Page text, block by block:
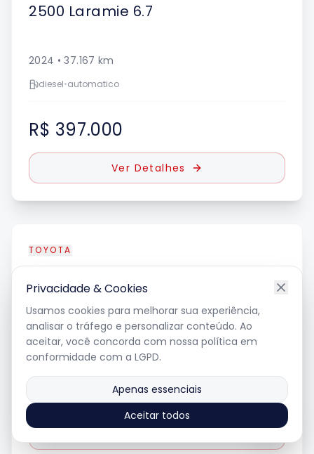
Privacidade & Cookies
Usamos cookies para melhorar sua experiência,
analisar o tráfego e personalizar conteúdo. Ao
aceitar, você concorda com nossa política em
conformidade com a LGPD.
Apenas essenciais
Aceitar todos
2500 Laramie 6.7
2024 •37.167 km
diesel•automatico
R$ 397.000
Ver Detalhes
TOYOTA
2023•57.837km
diesel automatico
R$ 307.000